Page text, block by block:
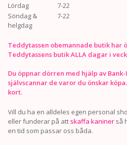
Lördag
7-22
Söndag &
helgdag
7-22
Teddytassen obemannade butik har
Teddytassens butik ALLA dagar i
Du öppnar dörren med hjälp av
självscannar de varor du önskar
kort.
Vill du ha en alldeles egen personal
eller funderar på att skaffa kaniner så
en tid som passar oss båda.